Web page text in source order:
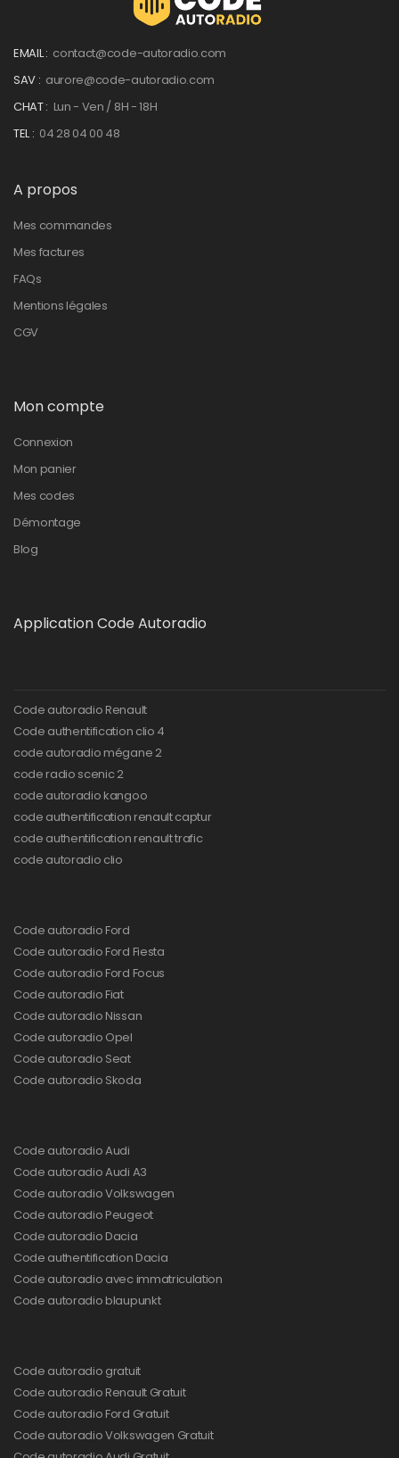
EMAIL : contact@code-autoradio.com
SAV : aurore@code-autoradio.com
CHAT : Lun - Ven / 8H - 18H
TEL : 04 28 04 00 48
A propos
Mes commandes
Mes factures
FAQs
Mentions légales
CGV
Mon compte
Connexion
Mon panier
Mes codes
Démontage
Blog
Application Code Autoradio
Code autoradio Renault
Code authentification clio 4
code autoradio mégane 2
code radio scenic 2
code autoradio kangoo
code authentification renault captur
code authentification renault trafic
code autoradio clio
Code autoradio Ford
Code autoradio Ford Fiesta
Code autoradio Ford Focus
Code autoradio Fiat
Code autoradio Nissan
Code autoradio Opel
Code autoradio Seat
Code autoradio Skoda
Code autoradio Audi
Code autoradio Audi A3
Code autoradio Volkswagen
Code autoradio Peugeot
Code autoradio Dacia
Code authentification Dacia
Code autoradio avec immatriculation
Code autoradio blaupunkt
Code autoradio gratuit
Code autoradio Renault Gratuit
Code autoradio Ford Gratuit
Code autoradio Volkswagen Gratuit